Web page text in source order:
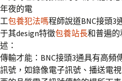
夜的電
包養犯法嗎程師說道BNC接頭3
其design特徵包養站長和普遍的
：
輸才能：BNC接頭3通具有高
號，如錄像電子訊號、播送電